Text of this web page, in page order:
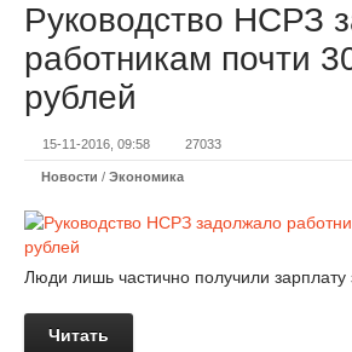
Руководство НСРЗ
работникам почти
рублей
15-11-2016, 09:58 27033
Новости / Экономика
Люди лишь частично получили зарплату
Читать